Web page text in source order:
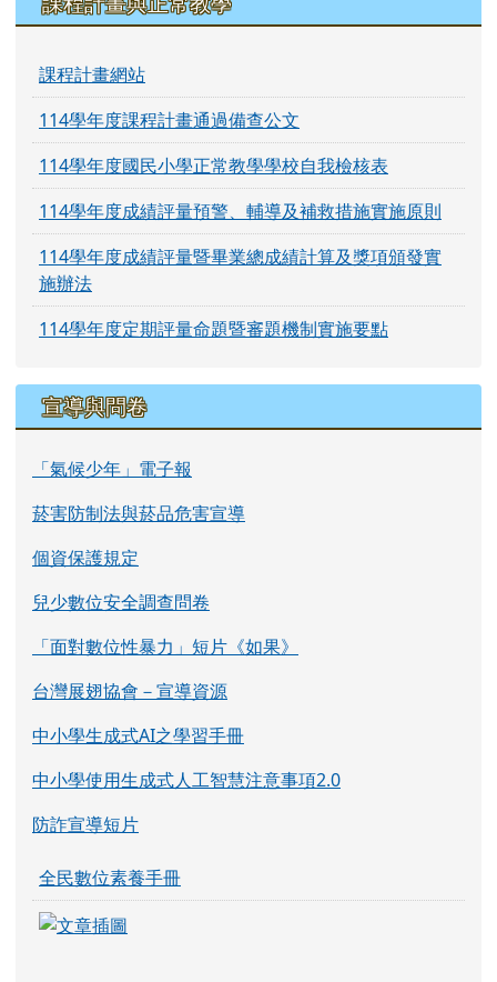
課程計畫網站
114學年度課程計畫通過備查公文
114學年度國民小學正常教學學校自我檢核表
114學年度成績評量預警、輔導及補救措施實施原則
114學年度成績評量暨畢業總成績計算及獎項頒發實
施辦法
114學年度定期評量命題暨審題機制實施要點
宣導與問卷
「氣候少年」電子報
菸害防制法與菸品危害宣導
個資保護規定
兒少數位安全調查問卷
「面對數位性暴力」短片《如果》
台灣展翅協會－宣導資源
中小學生成式AI之學習手冊
中小學使用生成式人工智慧注意事項2.0
防詐宣導短片
全民數位素養手冊